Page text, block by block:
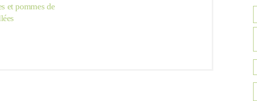
et pommes de